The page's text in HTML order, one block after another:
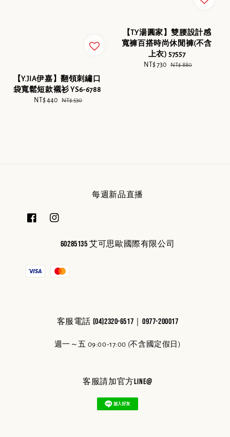
【Y.JIA伊嘉】翻領刺繡口
袋寬鬆短款襯衫 YS6-6788
Sale
NT$ 440 Regular
NT$ 530
【T.Y湯圓家】雙腰設計感
寬褲百搭時尚休閒褲(不含
上衣) 57557
Sale
NT$ 730 Regular
NT$ 880
每週新品直播
60285135 艾可思歐國際有限公司
客服電話 (04)2320-6517｜0977-200017
週一～五 09:00-17:00 (不含國定假日)
客服請加官方line@